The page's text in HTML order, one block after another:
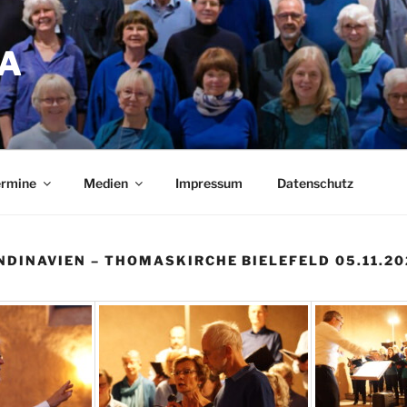
Medien Impressum Datenschutz
– THOMASKIRCHE BIELEFELD